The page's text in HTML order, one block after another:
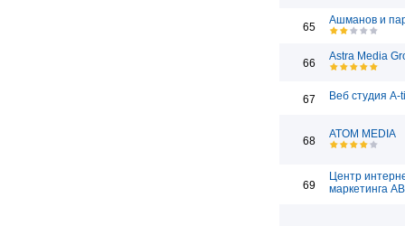
65
Ашманов и
66
Astra Media
67 Веб студия A-
68
ATOM MEDIA
69
Центр
маркетинга